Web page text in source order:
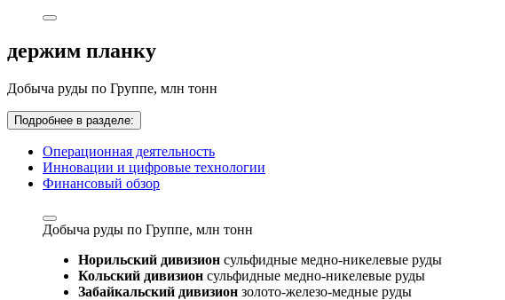
держим планку
Добыча руды по Группе, млн тонн
Подробнее в разделе:
Операционная деятельность
Инновации и цифровые технологии
Финансовый обзор
Добыча руды по Группе, млн тонн
Норильский дивизион сульфидные медно-никелевые руды
Кольский дивизион сульфидные медно-никелевые руды
Забайкальский дивизион золото-железо-медные руды